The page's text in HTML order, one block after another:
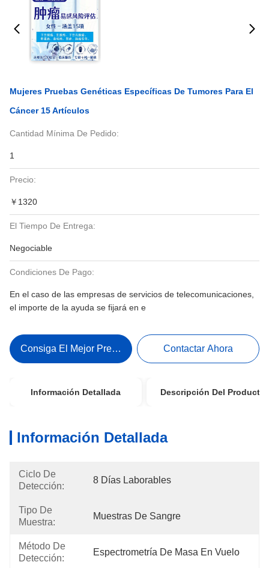
Mujeres Pruebas Genéticas Específicas De Tumores Para El
Cáncer 15 Artículos
Cantidad Mínima De Pedido:
1
Precio:
￥1320
El Tiempo De Entrega:
Negociable
Condiciones De Pago:
En el caso de las empresas de servicios de telecomunicaciones,
el importe de la ayuda se fijará en e
Consiga El Mejor Precio Contactar Ahora
Información Detallada Descripción Del Producto
Información Detallada
Ciclo De
Detección:
8 Días Laborables
Tipo De
Muestra:
Muestras De Sangre
Método De
Detección:
Espectrometría De Masa En Vuelo